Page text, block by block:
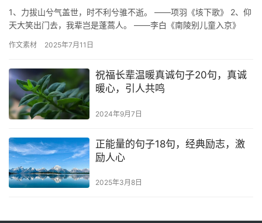
1、力拔山兮气盖世，时不利兮骓不逝。 ——项羽《垓下歌》 2、仰
天大笑出门去，我辈岂是蓬蒿人。 ——李白《南陵别儿童入京》
作文素材 2025年7月11日
祝福长辈温暖真诚句子20句，真诚
暖心，引人共鸣
2024年9月7日
正能量的句子18句，经典励志，激
励人心
2025年3月8日